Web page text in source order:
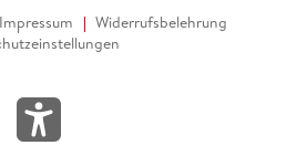
Impressum
Widerrufsbelehrung